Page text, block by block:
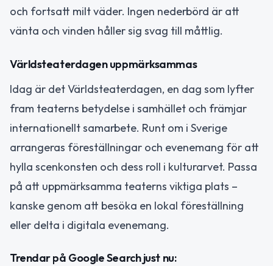
och fortsatt milt väder. Ingen nederbörd är att
vänta och vinden håller sig svag till måttlig.
Världsteaterdagen uppmärksammas
Idag är det Världsteaterdagen, en dag som lyfter
fram teaterns betydelse i samhället och främjar
internationellt samarbete. Runt om i Sverige
arrangeras föreställningar och evenemang för att
hylla scenkonsten och dess roll i kulturarvet. Passa
på att uppmärksamma teaterns viktiga plats –
kanske genom att besöka en lokal föreställning
eller delta i digitala evenemang.
Trendar på Google Search just nu: